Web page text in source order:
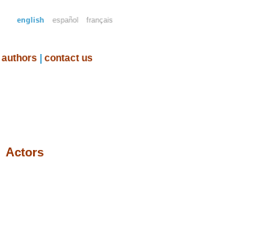
english español français
authors contact us
Actors